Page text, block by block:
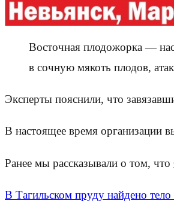
Восточная плодожорка —
в сочную мякоть плодов,
Эксперты пояснили, что
В настоящее время организации
Ранее мы рассказывали о том, что
В Тагильском пруду найдено